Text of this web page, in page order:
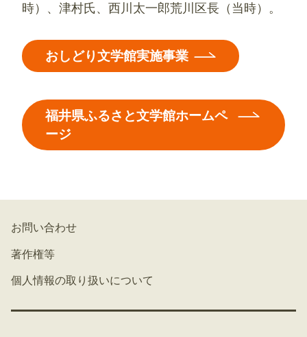
時）、津村氏、西川太一郎荒川区長（当時）。
おしどり文学館実施事業
福井県ふるさと文学館ホームペ
ージ
お問い合わせ
著作権等
個人情報の取り扱いについて